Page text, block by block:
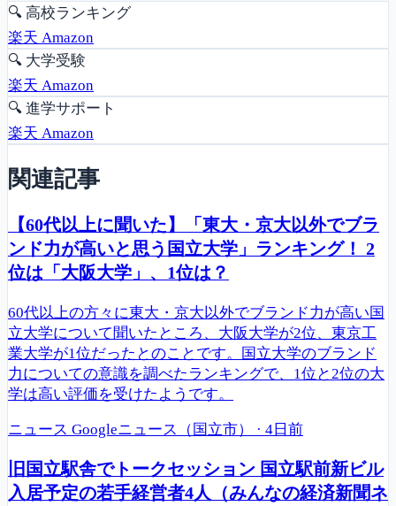
🔍 高校ランキング
楽天 Amazon
🔍 大学受験
楽天 Amazon
🔍 進学サポート
楽天 Amazon
関連記事
【60代以上に聞いた】「東大・京大以外でブラ
ンド力が高いと思う国立大学」ランキング！ 2
位は「大阪大学」、1位は？
60代以上の方々に東大・京大以外でブランド力が高い国
立大学について聞いたところ、大阪大学が2位、東京工
業大学が1位だったとのことです。国立大学のブランド
力についての意識を調べたランキングで、1位と2位の大
学は高い評価を受けたようです。
ニュース Googleニュース（国立市） · 4日前
旧国立駅舎でトークセッション 国立駅前新ビル
入居予定の若手経営者4人（みんなの経済新聞ネ